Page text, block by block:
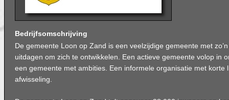
Bedrijfsomschrijving
De gemeente Loon op Zand is een veelzijdige gemeente met
uitdagen om zich te ontwikkelen. Een actieve gemeente volop in
een gemeente met ambities. Een informele organisatie met korte
afwisseling.